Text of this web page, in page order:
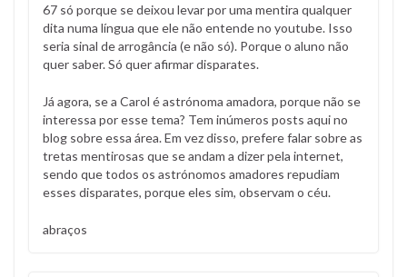
67 só porque se deixou levar por uma mentira qualquer
dita numa língua que ele não entende no youtube. Isso
seria sinal de arrogância (e não só). Porque o aluno não
quer saber. Só quer afirmar disparates.
Já agora, se a Carol é astrónoma amadora, porque não se
interessa por esse tema? Tem inúmeros posts aqui no
blog sobre essa área. Em vez disso, prefere falar sobre as
tretas mentirosas que se andam a dizer pela internet,
sendo que todos os astrónomos amadores repudiam
esses disparates, porque eles sim, observam o céu.
abraços